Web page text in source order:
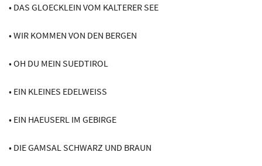
• DAS GLOECKLEIN VOM KALTERER SEE
• WIR KOMMEN VON DEN BERGEN
• OH DU MEIN SUEDTIROL
• EIN KLEINES EDELWEISS
• EIN HAEUSERL IM GEBIRGE
• DIE GAMSAL SCHWARZ UND BRAUN